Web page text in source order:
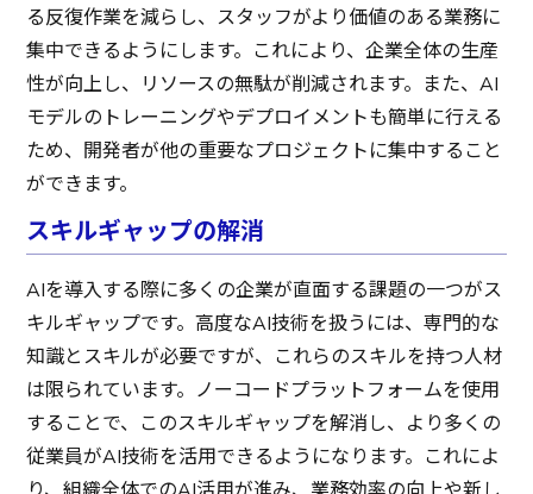
る反復作業を減らし、スタッフがより価値のある業務に
集中できるようにします。これにより、企業全体の生産
性が向上し、リソースの無駄が削減されます。また、AI
モデルのトレーニングやデプロイメントも簡単に行える
ため、開発者が他の重要なプロジェクトに集中すること
ができます。
スキルギャップの解消
AIを導入する際に多くの企業が直面する課題の一つがス
キルギャップです。高度なAI技術を扱うには、専門的な
知識とスキルが必要ですが、これらのスキルを持つ人材
は限られています。ノーコードプラットフォームを使用
することで、このスキルギャップを解消し、より多くの
従業員がAI技術を活用できるようになります。これによ